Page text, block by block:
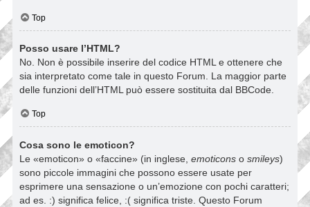
Top
Posso usare l’HTML?
No. Non è possibile inserire del codice HTML e ottenere che
sia interpretato come tale in questo Forum. La maggior parte
delle funzioni dell’HTML può essere sostituita dal BBCode.
Top
Cosa sono le emoticon?
Le «emoticon» o «faccine» (in inglese, emoticons o smileys)
sono piccole immagini che possono essere usate per
esprimere una sensazione o un’emozione con pochi caratteri;
ad es. :) significa felice, :( significa triste. Questo Forum